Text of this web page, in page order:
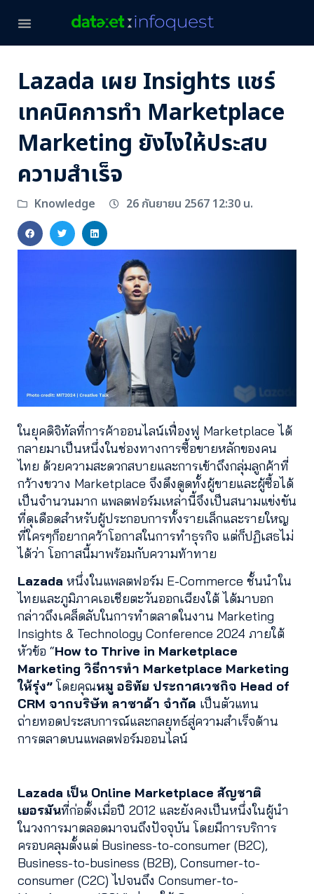
Lazada เผย Insights แชร์
เทคนิคการทำ Marketplace
Marketing ยังไงให้ประสบ
ความสำเร็จ
Knowledge 26 กันยายน 2567 12:30 น.
ในยุคดิจิทัลที่การค้าออนไลน์เฟื่องฟู Marketplace ได้
กลายมาเป็นหนึ่งในช่องทางการซื้อขายหลักของคน
ไทย ด้วยความสะดวกสบายและการเข้าถึงกลุ่มลูกค้าที่
กว้างขวาง Marketplace จึงดึงดูดทั้งผู้ขายและผู้ซื้อได้
เป็นจำนวนมาก แพลตฟอร์มเหล่านี้จึงเป็นสนามแข่งขัน
ที่ดุเดือดสำหรับผู้ประกอบการทั้งรายเล็กและรายใหญ
ที่ใครๆก็อยากคว้าโอกาสในการทำธุรกิจ แต่ก็ปฏิเสธไม่
ได้ว่า โอกาสนี้มาพร้อมกับความท้าทาย
Lazada หนึ่งในแพลตฟอร์ม E-Commerce ชั้นนำใน
ไทยและภูมิภาคเอเชียตะวันออกเฉียงใต้ ได้มาบอก
กล่าวถึงเคล็ดลับในการทำตลาดในงาน Marketing
Insights & Technology Conference 2024 ภายใต้
หัวข้อ “How to Thrive in Marketplace
Marketing วิธีการทำ Marketplace Marketing
ให้รุ่ง”โดยคุณหมู อธิทัย ประกาศเวชกิจ Head of
CRM จากบริษัท ลาซาด้า จำกัด เป็นตัวแทน
ถ่ายทอดประสบการณ์และกลยุทธ์สู่ความสำเร็จด้าน
การตลาดบนแพลตฟอร์มออนไลน์
Lazada เป็น Online Marketplace สัญชาติ
เยอรมันที่ก่อตั้งเมื่อปี 2012 และยังคงเป็นหนึ่งในผู้นำ
ในวงการมาตลอดมาจนถึงปัจจุบัน โดยมีการบริการ
ครอบคลุมตั้งแต่ Business-to-consumer (B2C),
Business-to-business (B2B), Consumer-to-
consumer (C2C) ไปจนถึง Consumer-to-